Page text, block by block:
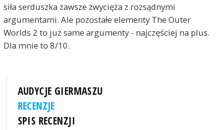
siła serduszka zawsze zwycięża z rozsądnymi
argumentami. Ale pozostałe elementy The Outer
Worlds 2 to już same argumenty - najczęściej na plus.
Dla mnie to 8/10.
AUDYCJE GIERMASZU
RECENZJE
SPIS RECENZJI